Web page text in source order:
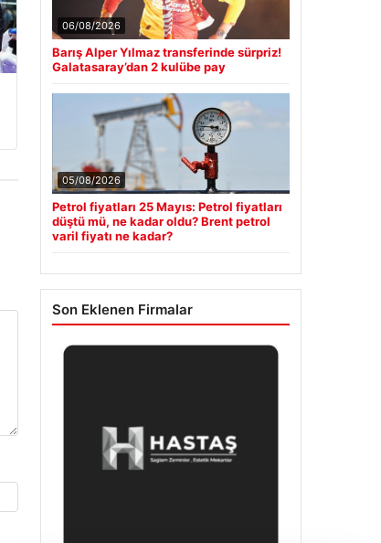
06/08/2026
Barış Alper Yılmaz transferinde sürpriz!
Galatasaray’dan 2 kulübe pay
05/08/2026
Petrol fiyatları 25 Mayıs: Petrol fiyatları
düştü mü, ne kadar oldu? Brent petrol
varil fiyatı ne kadar?
Son Eklenen Firmalar